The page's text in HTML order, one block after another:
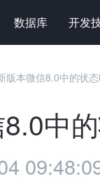
数据库 开发
版本微信8.0中的状
中